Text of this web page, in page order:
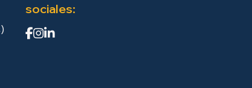
sociales: